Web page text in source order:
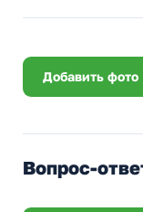
Добавить фото
Вопрос-